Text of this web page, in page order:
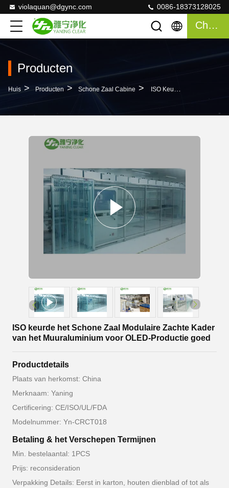
violaquan@dgync.com 0086-18373128025
Chatten
Producten
Huis > Producten > Schone Zaal Cabine > ISO Keurde Het Schone Zaal Modulaire Zachte Kader Van Het Muuraluminium Voor OLED-Productie Goed
ISO keurde het Schone Zaal Modulaire Zachte Kader
van het Muuraluminium voor OLED-Productie goed
Productdetails
Plaats van herkomst: China
Merknaam: Yaning
Certificering: CE/ISO/UL/FDA
Modelnummer: Yn-CRCT018
Betaling & het Verschepen Termijnen
Min. bestelaantal: 1PCS
Prijs: reconsideration
Verpakking Details: Eerst in karton, houten dienblad of tot als